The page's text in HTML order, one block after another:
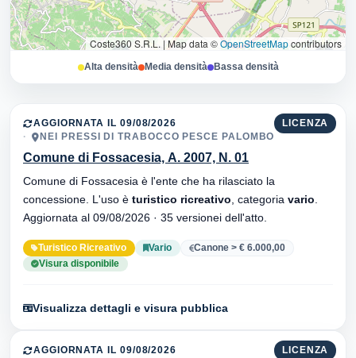
Coste360 S.R.L. | Map data ©OpenStreetMapcontributors
Alta densità Media densità Bassa densità
LICENZA
AGGIORNATA IL 09/08/2026
NEI PRESSI DI TRABOCCO PESCE PALOMBO
Comune di Fossacesia, A. 2007, N. 01
Comune di Fossacesia è l'ente che ha rilasciato la
concessione. L'uso è turistico ricreativo , categoria vario
Aggiornata al 09/08/2026 · 35 versionei dell'atto.
Turistico Ricreativo Vario
Canone > € 6.000,00
Visura disponibile
Visualizza dettagli e visura pubblica
LICENZA
AGGIORNATA IL 09/08/2026